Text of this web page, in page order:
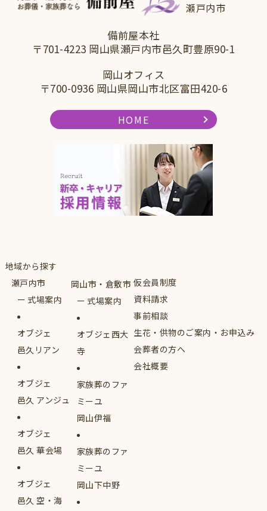
瀬戸内市
備前屋本社
〒701-4223 岡山県瀬戸内市邑久町豊原90-1
岡山オフィス
〒700-0936 岡山県岡山市北区富田420-6
HOME
地域から探す
瀬戸内市
式場案内
オブジェ
邑久リアン
オブジェ
邑久 アンジュ
オブジェ
邑久 華会場
オブジェ
邑久 空・海
岡山市・倉敷市
式場案内
オブジェ西大
寺
家族葬のファ
ミーユ
岡山伊福
家族葬のファ
ミーユ
岡山下中野
仮会員制度
資料請求
事前相談
生花・供物のご案内・お申込み
会葬者の方へ
会社概要